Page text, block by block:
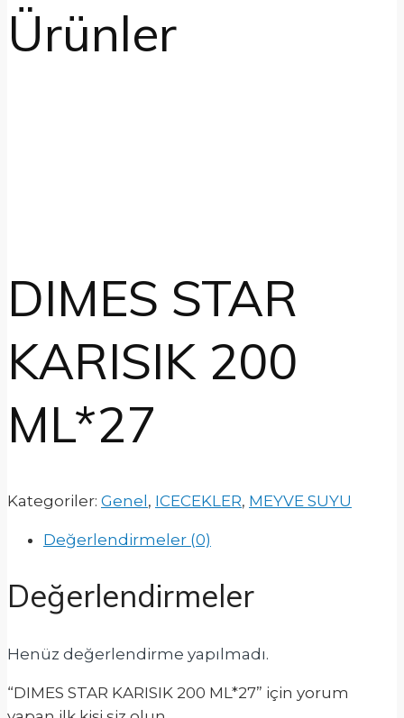
Ürünler
DIMES STAR
KARISIK 200
ML*27
Kategoriler: Genel , ICECEKLER, MEYVE SUYU
Değerlendirmeler (0)
Değerlendirmeler
Henüz değerlendirme yapılmadı.
“DIMES STAR KARISIK 200 ML*27” için yorum